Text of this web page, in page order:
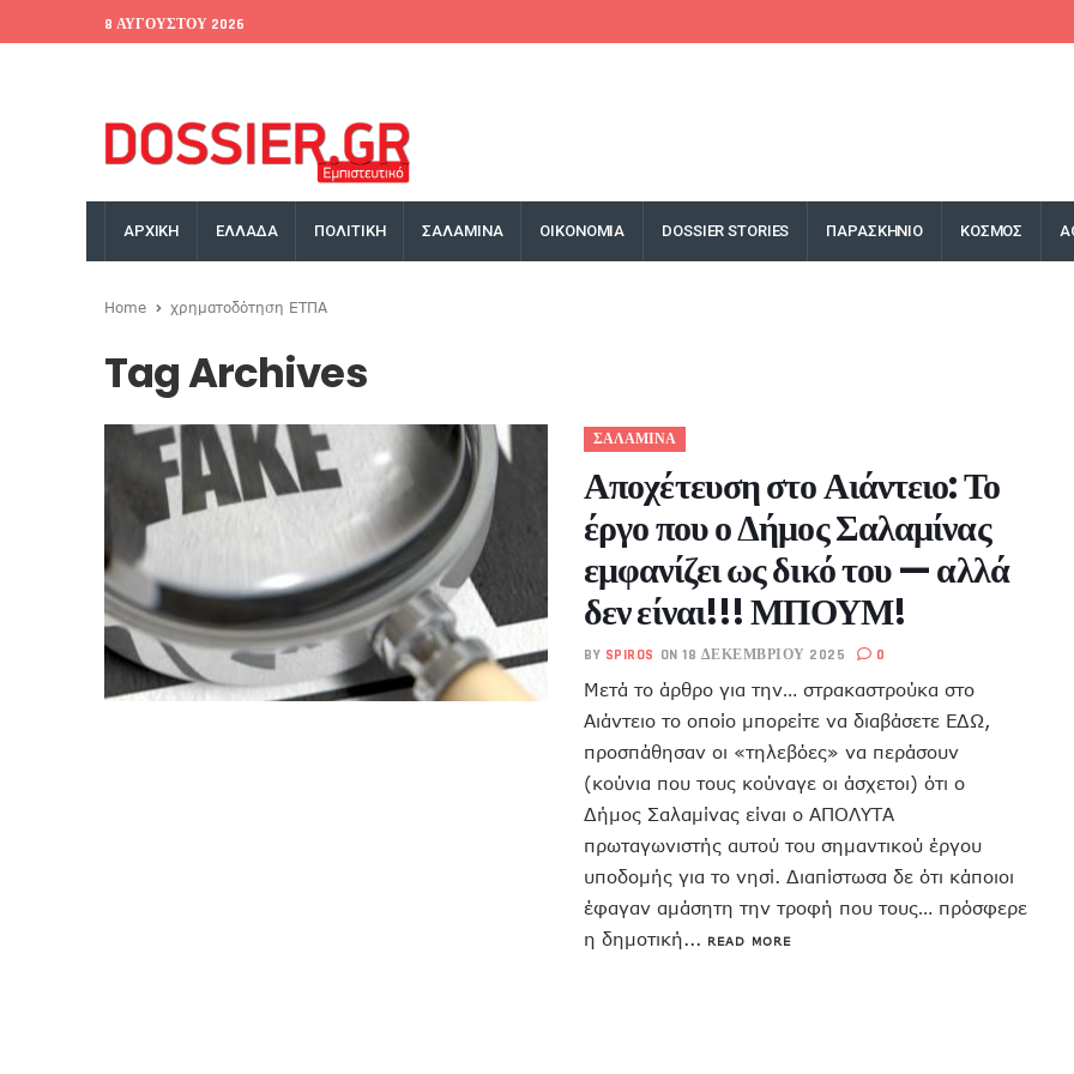
8 ΑΥΓΟΎΣΤΟΥ 2026
ΑΡΧΙΚΗ ΕΛΛΑΔΑ ΠΟΛΙΤΙΚΗ ΣΑΛΑΜΙΝΑ ΟΙΚΟΝΟΜΙΑ DOSSIER STORIES ΠΑΡΑΣΚΗΝΙΟ ΚΟΣΜΟΣ
Home χρηματοδότηση ΕΤΠΑ
Tag Archives
ΣΑΛΑΜΙΝΑ
Αποχέτευση στο Αιάντειο: Το
έργο που ο Δήμος Σαλαμίνας
εμφανίζει ως δικό του — αλλά
δεν είναι!!! ΜΠΟΥΜ!
BY SPIROS ON 18 ΔΕΚΕΜΒΡΊΟΥ 2025 0
Μετά το άρθρο για την… στρακαστρούκα στο
Αιάντειο το οποίο μπορείτε να διαβάσετε ΕΔΩ,
προσπάθησαν οι «τηλεβόες» να περάσουν
(κούνια που τους κούναγε οι άσχετοι) ότι ο
Δήμος Σαλαμίνας είναι ο ΑΠΟΛΥΤΑ
πρωταγωνιστής αυτού του σημαντικού έργου
υποδομής για το νησί. Διαπίστωσα δε ότι κάποιοι
έφαγαν αμάσητη την τροφή που τους… πρόσφερε
η δημοτική... READ MORE